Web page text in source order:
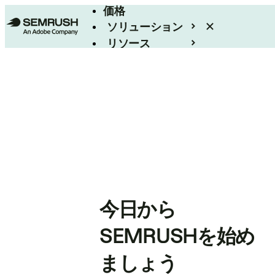
価格
ソリューション
リソース
今日から
SEMRUSHを始め
ましょう